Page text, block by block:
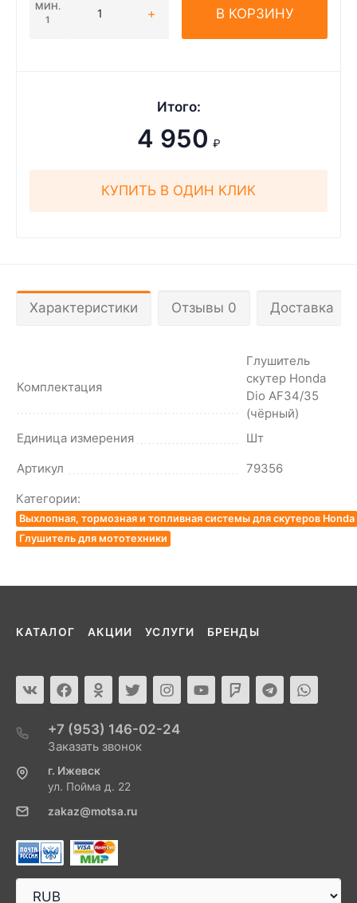
МИН.
1
В КОРЗИНУ
Итого:
4 950 ₽
КУПИТЬ В ОДИН КЛИК
Характеристики Отзывы 0 Доставка
Комплектация
Глушитель
скутер Honda
Dio AF34/35
(чёрный)
Единица измерения
Шт
Артикул
79356
Категории:
Выхлопная, тормозная и топливная системы для скутеров Honda
Глушитель для мототехники
КАТАЛОГ АКЦИИ УСЛУГИ БРЕНДЫ
+7 (953) 146-02-24
Заказать звонок
г. Ижевск
ул. Пойма д. 22
zakaz@motsa.ru